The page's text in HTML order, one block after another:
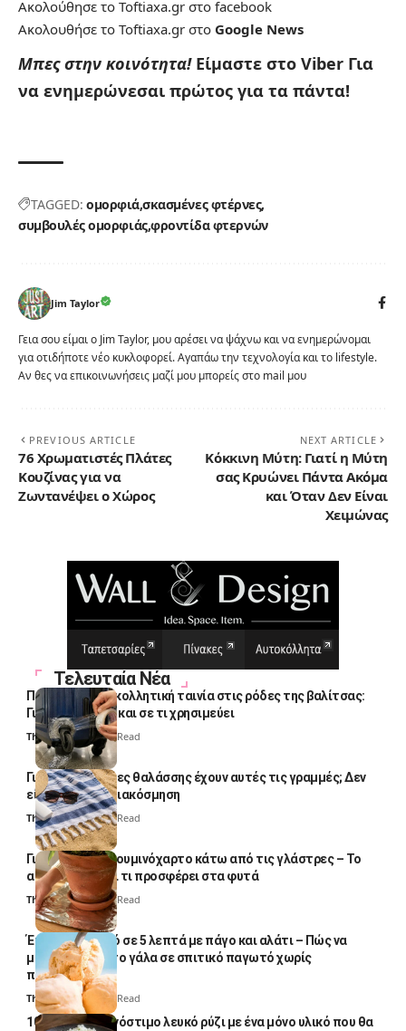
Ακολούθησε το Toftiaxa.gr στο facebook
Ακολουθήσε το Toftiaxa.gr στο Google News
Μπες στην κοινότητα! Είμαστε στο Viber Για
να ενημερώνεσαι πρώτος για τα πάντα!
TAGGED: ομορφιάσκασμένες φτέρνες
συμβουλές ομορφιάςφροντίδα φτερνών
Jim Taylor
Γεια σου είμαι ο Jim Taylor, μου αρέσει να ψάχνω και να ενημερώνομαι
για οτιδήποτε νέο κυκλοφορεί. Αγαπάω την τεχνολογία και το lifestyle.
Αν θες να επικοινωνήσεις μαζί μου μπορείς στο mail μου
PREVIOUS ARTICLE
76 Χρωματιστές Πλάτες
Κουζίνας για να
Ζωντανέψει ο Χώρος
NEXT ARTICLE
Κόκκινη Μύτη: Γιατί η Μύτη
σας Κρυώνει Πάντα Ακόμα
και Όταν Δεν Είναι
Χειμώνας
Τελευταία Νέα
Πολλοί βάζουν κολλητική ταινία στις ρόδες της βαλίτσας:
Γιατί το κάνουν και σε τι χρησιμεύει
Thali Ombre4 Min Read
Γιατί οι πετσέτες θαλάσσης έχουν αυτές τις γραμμές; Δεν
είναι μόνο για διακόσμηση
Thali Ombre5 Min Read
Γιατί βάζουν αλουμινόχαρτο κάτω από τις γλάστρες – Το
απλό κόλπο και τι προσφέρει στα φυτά
Thali Ombre4 Min Read
Έτοιμο παγωτό σε 5 λεπτά με πάγο και αλάτι – Πώς να
μετατρέψετε το γάλα σε σπιτικό παγωτό χωρίς
παγωτομηχανή
Thali Ombre 4 Min Read
10 φορές ποιο νόστιμο λευκό ρύζι με ένα μόνο υλικό που θα